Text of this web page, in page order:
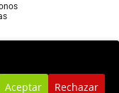
a ferias
Aceptar Rechazar